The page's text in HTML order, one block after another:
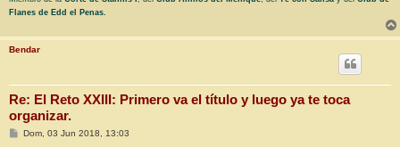
Flanes de Edd el Penas.
Bendar
Re: El Reto XXIII: Primero va el título y luego ya te toca
organizar.
MDom, 03 Jun 2018, 13:03